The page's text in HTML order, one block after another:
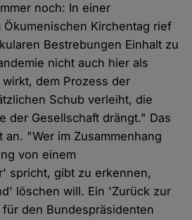
noch: In einer
Kirchentag rief
Bestrebungen Einhalt zu
nicht auch hier als
dem Prozess der
Schub verleiht, die
der Gesellschaft drängt." Das
an. "Wer im Zusammenhang
von einem
spricht, gibt zu erkennen,
löschen will. Ein 'Zurück zur
den Bundespräsidenten